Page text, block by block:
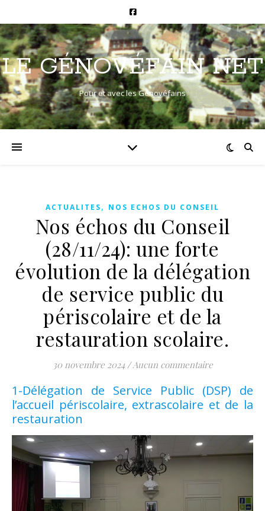
LE GÉNOVÉFAIN NET
Pour et avec les Génovéfains
ACTUALITES, NOS ECHOS DU CONSEIL
Nos échos du Conseil
(28/11/24): une forte
évolution de la délégation
de service public du
périscolaire et de la
restauration scolaire.
30 novembre 2024 /Aucun commentaire
1-Délégation de Service Public (DSP) de
l’accueil périscolaire, extrascolaire et de la
restauration